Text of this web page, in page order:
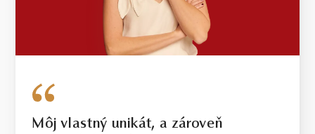
Môj vlastný unikát, a zároveň